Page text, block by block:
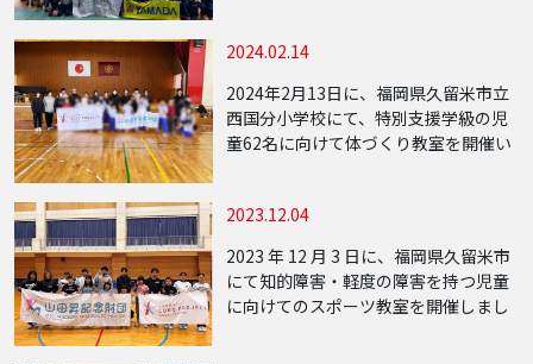
は、既存の部活動と並行して行う補助
2024.02.14
2024年2月13日に、福岡県久留米市立
西国分小学校にて、特別支援学級の児
童62名に向けて体づくり教室を開催い
て学ぶことを目的として、ミニハード
2023.12.04
2023 年 12 月 3 日に、福岡県久留米市
にて知的障害・軽度の障害を持つ児童
に向けてのスポーツ教室を開催しまし